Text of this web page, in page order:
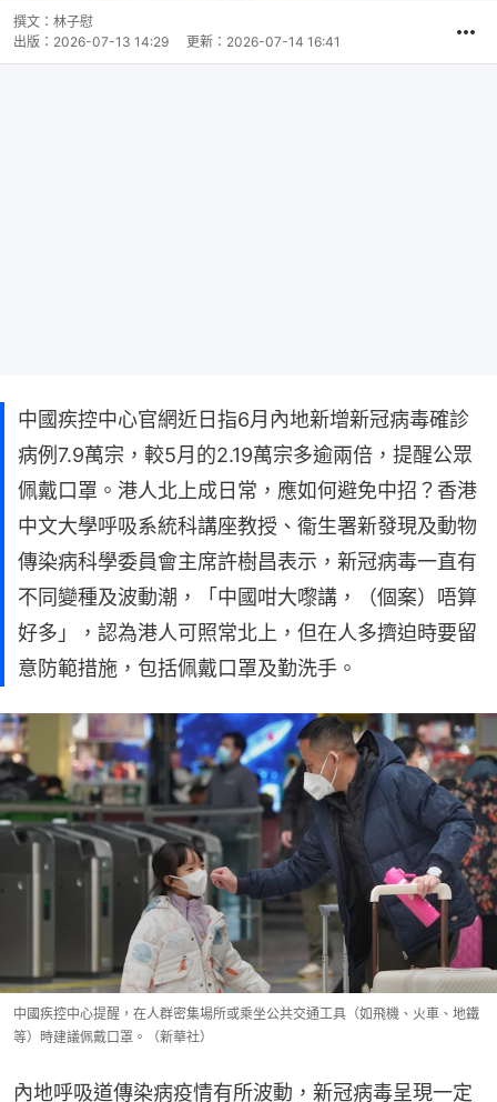
撰文： 林子慰
出版： 2026-07-13 14:29 更新： 2026-07-14 16:41
中國疾控中心官網近日指6月內地新增新冠病毒確診
病例7.9萬宗，較5月的2.19萬宗多逾兩倍，提醒公眾
佩戴口罩。港人北上成日常，應如何避免中招？香港
中文大學呼吸系統科講座教授、衞生署新發現及動物
傳染病科學委員會主席許樹昌表示，新冠病毒一直有
不同變種及波動潮，「中國咁大嚟講，（個案）唔算
好多」，認為港人可照常北上，但在人多擠迫時要留
意防範措施，包括佩戴口罩及勤洗手。
中國疾控中心提醒，在人群密集場所或乘坐公共交通工具（如飛機、火車、地鐵
等）時建議佩戴口罩。（新華社）
內地呼吸道傳染病疫情有所波動，新冠病毒呈現一定